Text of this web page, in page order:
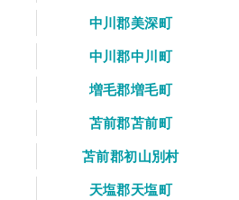
中川郡美深町
中川郡中川町
増毛郡増毛町
苫前郡苫前町
苫前郡初山別村
天塩郡天塩町